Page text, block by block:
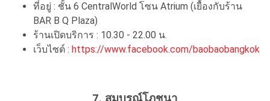
ที่อยู่ : ชั้น 6 CentralWorld โซน Atrium (เยื้องกับร้าน
BAR B Q Plaza)
ร้านเปิดบริการ : 10.30 - 22.00 น.
เว็บไซต์ : https://www.facebook.com/baobaobangkok